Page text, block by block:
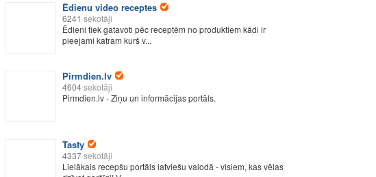
Ēdienu video receptes
6241 sekotāji
Ēdieni tiek gatavoti pēc receptēm no produktiem kādi ir
pieejami katram kurš v...
Pirmdien.lv
4604sekotāji
Pirmdien.lv - Ziņu un informācijas portāls.
Tasty
4337sekotāji
Lielākais recepšu portāls latviešu valodā - visiem, kas vēlas